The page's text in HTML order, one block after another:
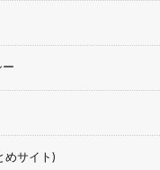
ー
めサイト)